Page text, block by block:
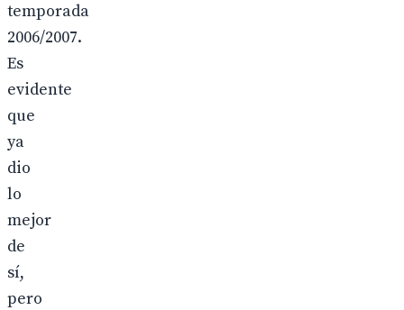
temporada
2006/2007.
Es
evidente
que
ya
dio
lo
mejor
de
sí,
pero